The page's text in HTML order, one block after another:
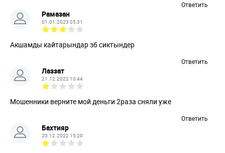
Ответить
Рамазан
01.01.2023 05:31
Акшамды кайтарындар зб сиктындер
Ответить
Лаззат
21.12.2022 10:44
Мошенники верните мой деньги 2раза сняли уже
Ответить
Бахтияр
20.12.2022 15:20